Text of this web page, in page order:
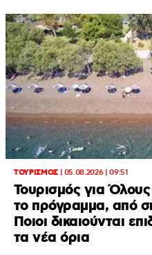
ΤΟΥΡΙΣΜΟΣ| 05.08.2026 | 09:51
Τουρισμός για
το πρόγραμμα, από
Ποιοι δικαιούνται
τα νέα όρια